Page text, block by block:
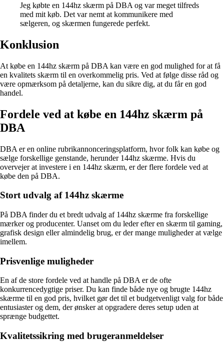
Jeg købte en 144hz skærm på DBA og var meget tilfreds
med mit køb. Det var nemt at kommunikere med
sælgeren, og skærmen fungerede perfekt.
Konklusion
At købe en 144hz skærm på DBA kan være en god mulighed for at få
en kvalitets skærm til en overkommelig pris. Ved at følge disse råd og
være opmærksom på detaljerne, kan du sikre dig, at du får en god
handel.
Fordele ved at købe en 144hz skærm på
DBA
DBA er en online rubrikannonceringsplatform, hvor folk kan købe og
sælge forskellige genstande, herunder 144hz skærme. Hvis du
overvejer at investere i en 144hz skærm, er der flere fordele ved at
købe den på DBA.
Stort udvalg af 144hz skærme
På DBA finder du et bredt udvalg af 144hz skærme fra forskellige
mærker og producenter. Uanset om du leder efter en skærm til gaming,
grafisk design eller almindelig brug, er der mange muligheder at vælge
imellem.
Prisvenlige muligheder
En af de store fordele ved at handle på DBA er de ofte
konkurrencedygtige priser. Du kan finde både nye og brugte 144hz
skærme til en god pris, hvilket gør det til et budgetvenligt valg for både
entusiaster og dem, der ønsker at opgradere deres setup uden at
sprænge budgettet.
Kvalitetssikring med brugeranmeldelser